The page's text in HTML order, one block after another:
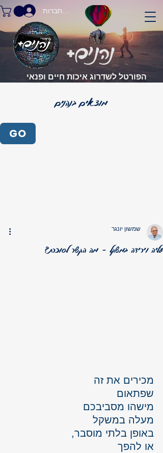
הפורטל לשדרוג איכות חיים ופנאי
התחברות
GO
עליה וירידה במשקל – מה הקשר לסוכרת?
שמשון יונגר
מכירים את זה
שפתאום
מישהו מסביבכם
מעלה במשקל
באופן בלתי מוסבר,
או להפך